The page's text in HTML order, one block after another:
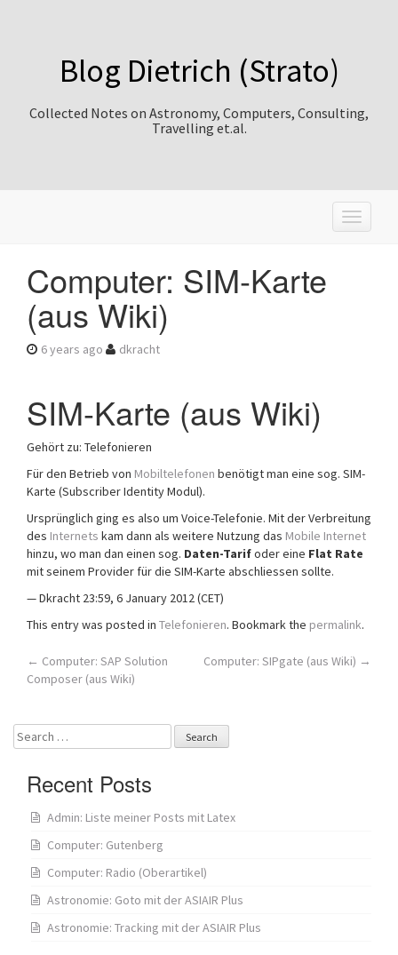
Blog Dietrich (Strato)
Collected Notes on Astronomy, Computers, Consulting,
Travelling et.al.
T
o
o
Computer: SIM-Karte
(aus Wiki)
6 years ago dkracht
SIM-Karte (aus Wiki)
Gehört zu: Telefonieren
Für den Betrieb von Mobiltelefonen benötigt man eine sog. SIM-
Karte (Subscriber Identity Modul).
Ursprünglich ging es also um Voice-Telefonie. Mit der Verbreitung
des Internets kam dann als weitere Nutzung das Mobile Internet
hinzu, wo man dan einen sog. Daten-Tarifoder eine Flat Rate
mit seinem Provider für die SIM-Karte abschliessen sollte.
— Dkracht 23:59, 6 January 2012 (CET)
This entry was posted in Telefonieren. Bookmark the permalink.
Post
← Computer: SAP Solution
Composer (aus Wiki)
Computer: SIPgate (aus Wiki) →
Search
for:
Recent Posts
Admin: Liste meiner Posts mit Latex
Computer: Gutenberg
Computer: Radio (Oberartikel)
Astronomie: Goto mit der ASIAIR Plus
Astronomie: Tracking mit der ASIAIR Plus